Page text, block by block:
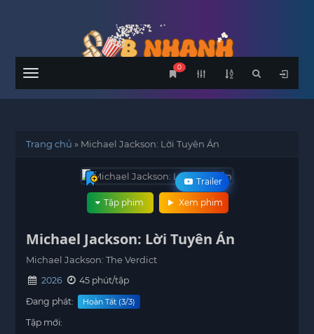
Menu
0
Trang chủ » Michael Jackson: Lời Tuyên Án
Trailer
Xem phim
Tập phim
Michael Jackson: Lời Tuyên Án
Michael Jackson: The Verdict
2026
45 phút/tập
Đang phát:
Hoàn Tất (3/3)
Tập mới: